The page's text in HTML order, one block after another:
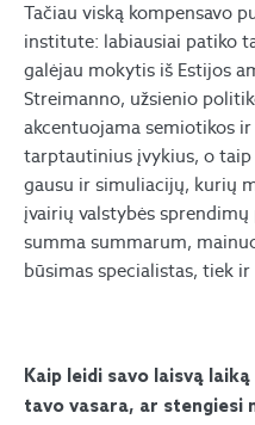
Tačiau viską kompensavo
institute: labiausiai patiko
galėjau mokytis iš Estijos
Streimanno, užsienio
akcentuojama semiotikos
tarptautinius įvykius, o
gausu ir simuliacijų, kurių
įvairių valstybės
summa summarum,
būsimas specialistas, tiek
Kaip leidi savo laisvą
tavo vasara, ar stengiesi